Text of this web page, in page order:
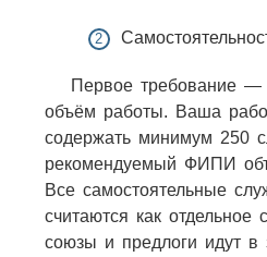
Первое требование —
объём работы. Ваша
содержать минимум 250
рекомендуемый ФИПИ
Все самостоятельные
считаются как отдельное
союзы и предлоги идут в